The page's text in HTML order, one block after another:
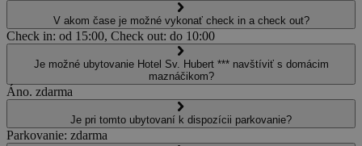
V akom čase je možné vykonať check in a check out?
Check in: od 15:00, Check out: do 10:00
Je možné ubytovanie Hotel Sv. Hubert *** navštíviť s domácim
maznáčikom?
Áno. zdarma
Je pri tomto ubytovaní k dispozícii parkovanie?
Parkovanie: zdarma